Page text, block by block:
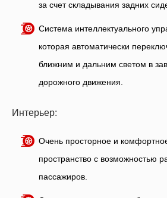
за счет складывания задних
Система интеллектуального
которая автоматически
ближним и дальним светом в
дорожного движения.
Интерьер:
Очень просторное и
пространство с возможностью
пассажиров.